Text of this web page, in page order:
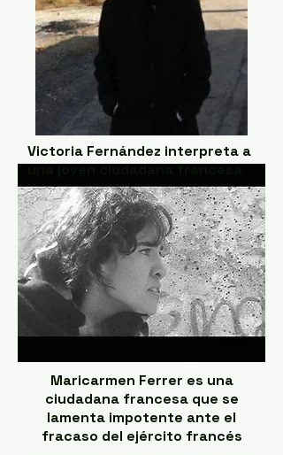
Victoria Fernández interpreta a
una joven ciudadana francesa
Maricarmen Ferrer es una
ciudadana francesa que se
lamenta impotente ante el
fracaso del ejército francés